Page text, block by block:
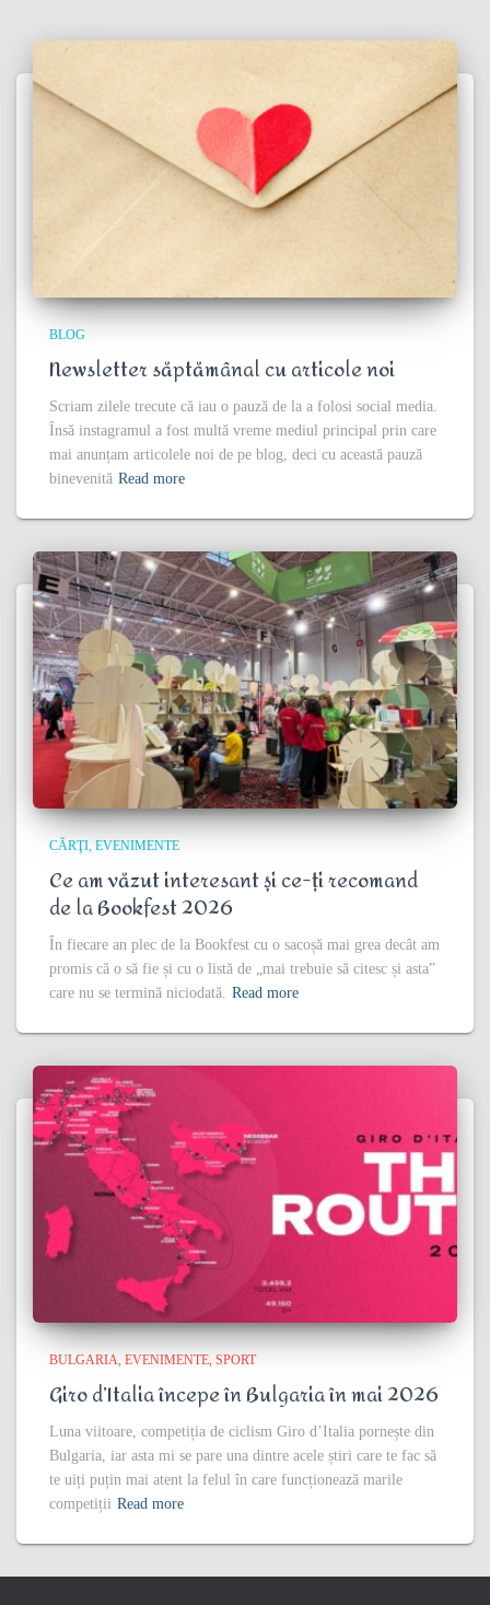
BLOG
Newsletter săptămânal cu articole noi
Scriam zilele trecute că iau o pauză de la a folosi social media.
Însă instagramul a fost multă vreme mediul principal prin care
mai anunțam articolele noi de pe blog, deci cu această pauză
binevenită Read more
CĂRŢI EVENIMENTE
Ce am văzut interesant și ce-ți recomand
de la Bookfest 2026
În fiecare an plec de la Bookfest cu o sacoșă mai grea decât am
promis că o să fie și cu o listă de „mai trebuie să citesc și asta”
care nu se termină niciodată. Read more
BULGARIA EVENIMENTE SPORT
Giro d’Italia începe în Bulgaria în mai 2026
Luna viitoare, competiția de ciclism Giro d’Italia pornește din
Bulgaria, iar asta mi se pare una dintre acele știri care te fac să
te uiți puțin mai atent la felul în care funcționează marile
competiții Read more